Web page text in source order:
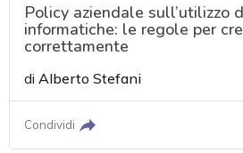
Policy aziendale sull’utilizzo
informatiche: le regole per
correttamente
diAlberto Stefani
Condividi